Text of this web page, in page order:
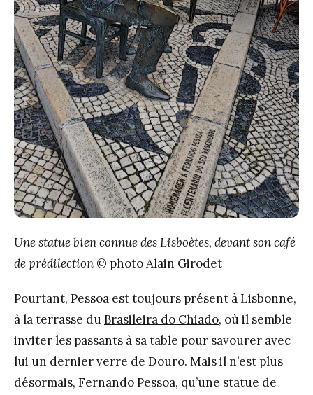
Une statue bien connue des Lisboètes, devant son café
de prédilection © photo Alain Girodet
Pourtant, Pessoa est toujours présent à Lisbonne,
à la terrasse duBrasileira do Chiado, où il semble
inviter les passants à sa table pour savourer avec
lui un dernier verre de Douro. Mais il n’est plus
désormais, Fernando Pessoa, qu’une statue de